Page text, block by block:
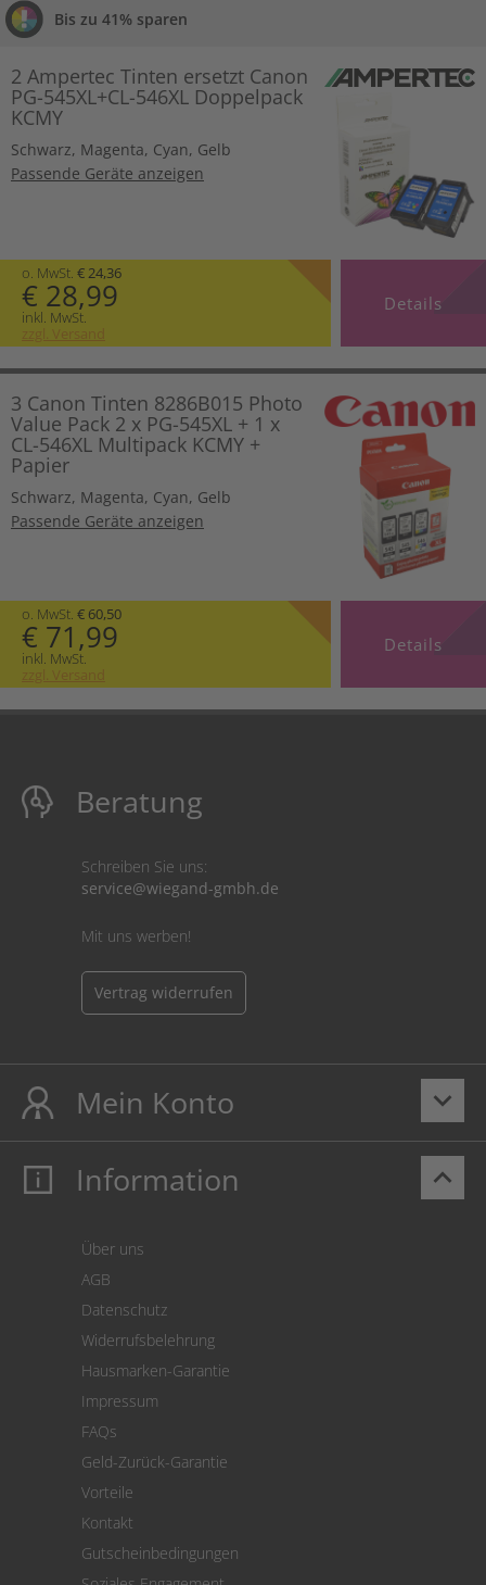
Bis zu 41% sparen
2 Ampertec Tinten ersetzt Canon
PG-545XL+CL-546XL Doppelpack
KCMY
Schwarz, Magenta, Cyan, Gelb
Passende Geräte anzeigen
o. MwSt. € 24,36
€ 28,99
inkl. MwSt.
zzgl. Versand
Details
3 Canon Tinten 8286B015 Photo
Value Pack 2 x PG-545XL + 1 x
CL-546XL Multipack KCMY +
Papier
Schwarz, Magenta, Cyan, Gelb
Passende Geräte anzeigen
o. MwSt. € 60,50
€ 71,99
inkl. MwSt.
zzgl. Versand
Details
Beratung
Schreiben Sie uns:
service@wiegand-gmbh.de
Mit uns werben!
Vertrag widerrufen
keyboard_arrow_down
Mein Konto
Mein Konto
Cookie Einstellungen
keyboard_arrow_up
Information
Über uns
AGB
Datenschutz
Widerrufsbelehrung
Hausmarken-Garantie
Impressum
FAQs
Geld-Zurück-Garantie
Vorteile
Kontakt
Gutscheinbedingungen